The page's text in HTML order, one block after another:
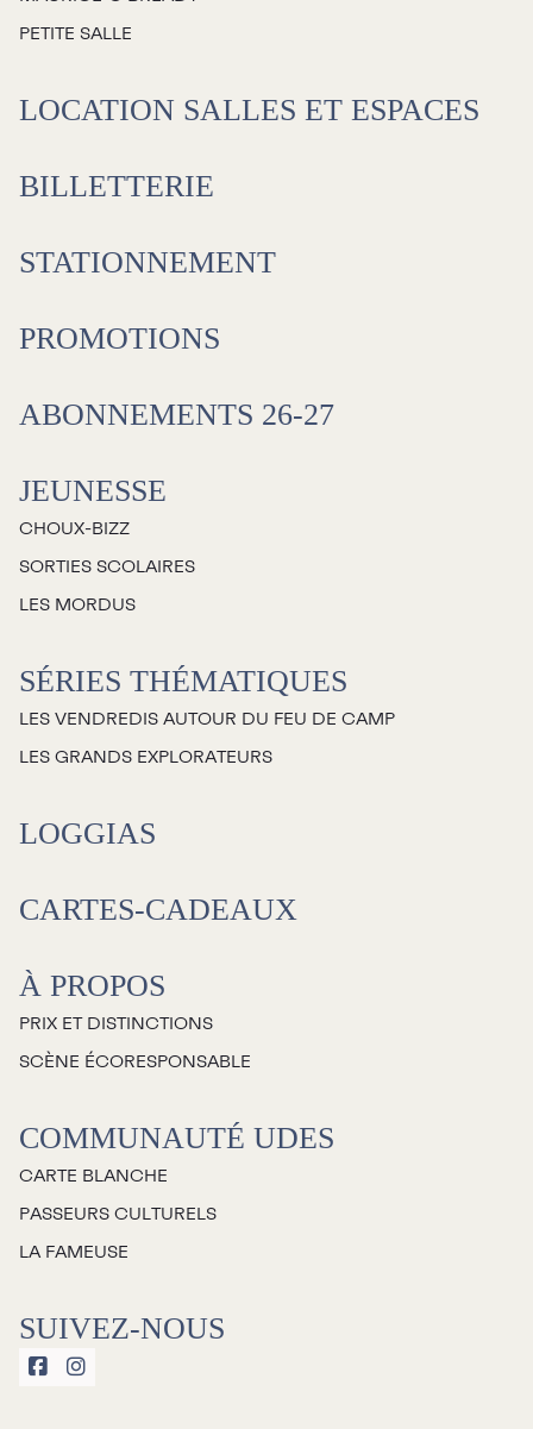
Les vendredis autour du feu de
camp
Carte blanche
La FameUSe
espaces
Loggias
Stationnement
Nous joindre
Emplois
Galerie d’art Antoine-
Sirois
PETITE SALLE
LOCATION SALLES ET ESPACES
BILLETTERIE
STATIONNEMENT
PROMOTIONS
ABONNEMENTS 26-27
JEUNESSE
CHOUX-BIZZ
SORTIES SCOLAIRES
LES MORDUS
SÉRIES THÉMATIQUES
LES VENDREDIS AUTOUR DU FEU DE CAMP
LES GRANDS EXPLORATEURS
LOGGIAS
CARTES-CADEAUX
À PROPOS
PRIX ET DISTINCTIONS
SCÈNE ÉCORESPONSABLE
COMMUNAUTÉ UDES
CARTE BLANCHE
PASSEURS CULTURELS
LA FAMEUSE
SUIVEZ-NOUS
 